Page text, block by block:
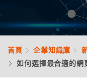
首頁 企業知識庫
如何選擇最合適的網